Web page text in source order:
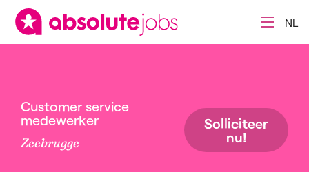
NL
Customer service
medewerker
Zeebrugge
Solliciteer
nu!